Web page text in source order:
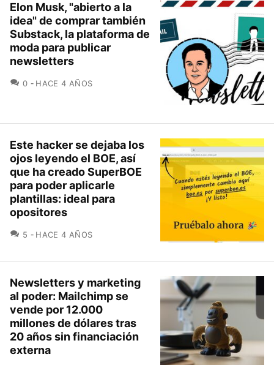
Elon Musk, "abierto a la
idea" de comprar también
Substack, la plataforma de
moda para publicar
newsletters
0 COMENTARIOS
HACE 4 AÑOS
Este hacker se dejaba los
ojos leyendo el BOE, así
que ha creado SuperBOE
para poder aplicarle
plantillas: ideal para
opositores
5 COMENTARIOS
HACE 4 AÑOS
Newsletters y marketing
al poder: Mailchimp se
vende por 12.000
millones de dólares tras
20 años sin financiación
externa